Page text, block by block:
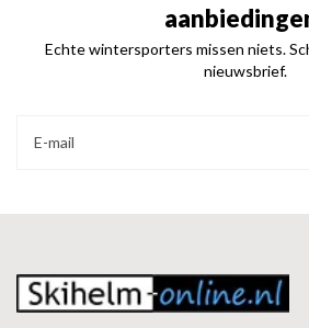
Echte wintersporters missen niets.
nieuwsbrief.